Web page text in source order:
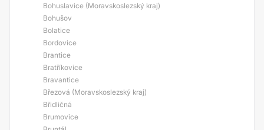
Bohuslavice (Moravskoslezský kraj)
Bohušov
Bolatice
Bordovice
Brantice
Bratříkovice
Bravantice
Březová (Moravskoslezský kraj)
Břidličná
Brumovice